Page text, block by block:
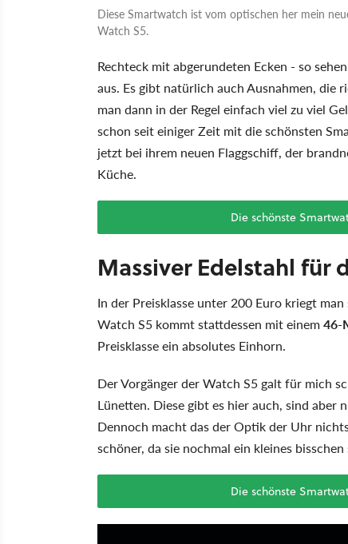
Diese Smartwatch ist vom optischen her mein
Watch S5.
Rechteck mit abgerundeten Ecken - so
aus. Es gibt natürlich auch Ausnahmen, die
man dann in der Regel einfach viel zu viel
schon seit einiger Zeit mit die schönsten
jetzt bei ihrem neuen Flaggschiff, der
Küche.
Die schönste
Massiver Edelstahl für
In der Preisklasse unter 200 Euro kriegt
Watch S5 kommt stattdessen mit einem46-
Preisklasse ein absolutes Einhorn.
Der Vorgänger der Watch S5 galt für mich
Lünetten. Diese gibt es hier auch, sind aber
Dennoch macht das der Optik der Uhr
schöner, da sie nochmal ein kleines
Die schönste